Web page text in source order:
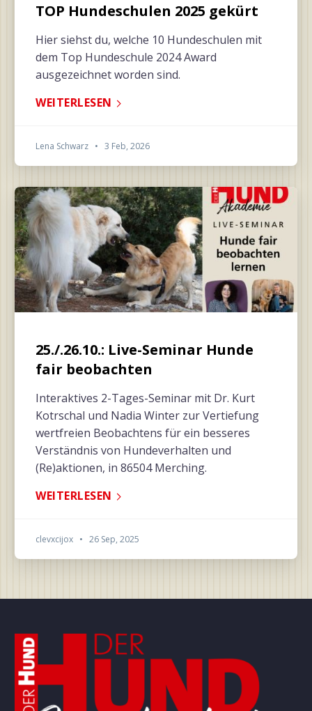
TOP Hundeschulen 2025 gekürt
Hier siehst du, welche 10 Hundeschulen mit
dem Top Hundeschule 2024 Award
ausgezeichnet worden sind.
WEITERLESEN
Lena Schwarz • 3 Feb, 2026
25./.26.10.: Live-Seminar Hunde
fair beobachten
Interaktives 2-Tages-Seminar mit Dr. Kurt
Kotrschal und Nadia Winter zur Vertiefung
wertfreien Beobachtens für ein besseres
Verständnis von Hundeverhalten und
(Re)aktionen, in 86504 Merching.
WEITERLESEN
clevxcijox • 26 Sep, 2025